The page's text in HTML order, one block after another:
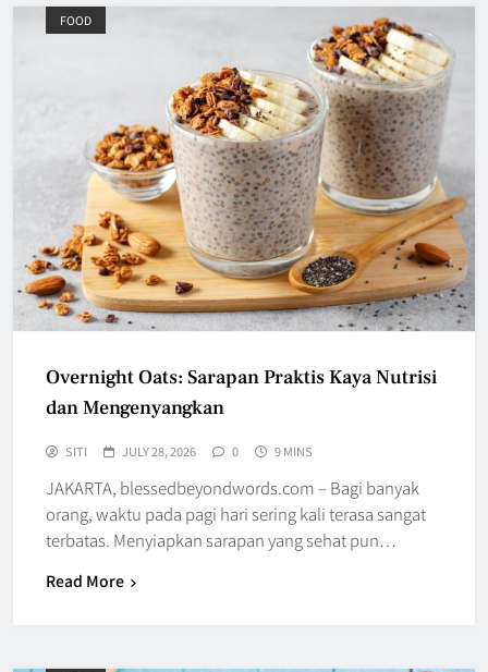
FOOD
Overnight Oats: Sarapan Praktis Kaya Nutrisi
dan Mengenyangkan
SITI JULY 28, 2026 0 9 MINS
JAKARTA, blessedbeyondwords.com – Bagi banyak
orang, waktu pada pagi hari sering kali terasa sangat
terbatas. Menyiapkan sarapan yang sehat pun…
Read More